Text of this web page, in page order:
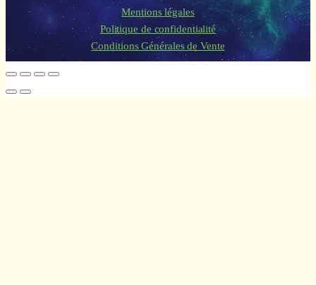
Mentions légales
Politique de confidentialité
Conditions Générales de Vente